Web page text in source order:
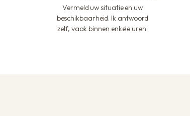
Vermeld uw situatie en uw
beschikbaarheid. Ik antwoord
zelf, vaak binnen enkele uren.